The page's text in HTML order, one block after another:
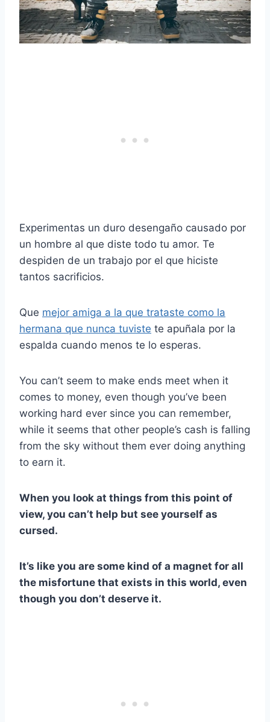
Experimentas un duro desengaño causado por
un hombre al que diste todo tu amor. Te
despiden de un trabajo por el que hiciste
tantos sacrificios.
Que mejor amiga a la que trataste como la
hermana que nunca tuviste te apuñala por la
espalda cuando menos te lo esperas.
You can’t seem to make ends meet when it
comes to money, even though you’ve been
working hard ever since you can remember,
while it seems that other people’s cash is falling
from the sky without them ever doing anything
to earn it.
When you look at things from this point of
view, you can’t help but see yourself as
cursed.
It’s like you are some kind of a magnet for all
the misfortune that exists in this world, even
though you don’t deserve it.